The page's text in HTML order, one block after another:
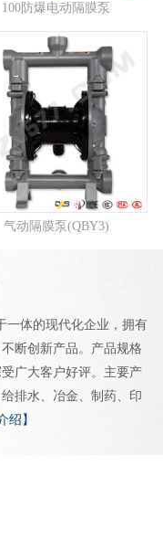
100防爆电动隔膜泵
气动隔膜泵(QBY3)
体的现代化企业，拥有
断创新产品。产品规格
广大客户好评。主要产
排水、冶金、制药、印
绍】